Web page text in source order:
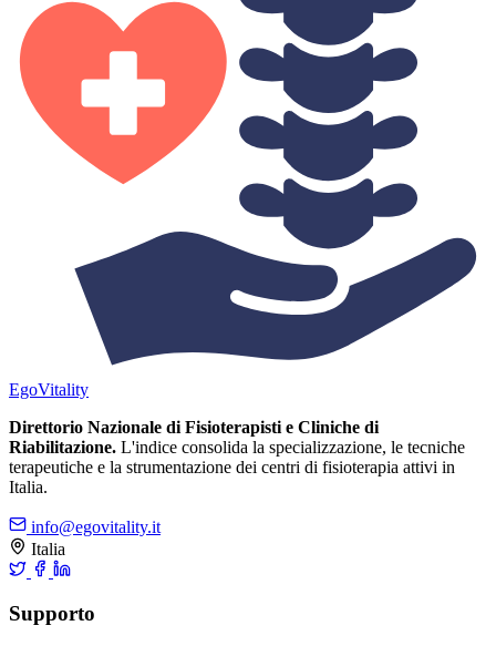
EgoVitality
Direttorio Nazionale di Fisioterapisti e Cliniche di
Riabilitazione. L'indice consolida la specializzazione, le tecniche
terapeutiche e la strumentazione dei centri di fisioterapia attivi in
Italia.
info@egovitality.it
Italia
Supporto